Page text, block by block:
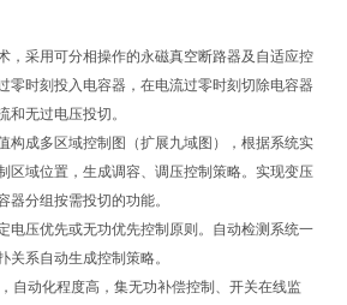
，采用可分相操作的永磁真空断路器及自适应控
零时刻投入电容器，在电流过零时刻切除电容器
和无过电压投切。
构成多区域控制图（扩展九域图），根据系统实
区域位置，生成调容、调压控制策略。实现变压
分组按需投切的功能。
电压优先或无功优先控制原则。自动检测系统一
关系自动生成控制策略。
自动化程度高，集无功补偿控制、开关在线监